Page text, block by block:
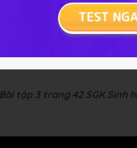
phụ thuộc rất chặt chẽ vào
quang hợp theo chiều
ở 25 - 35°C rồi sau đó
tập 3 trang 42 SGK Sinh